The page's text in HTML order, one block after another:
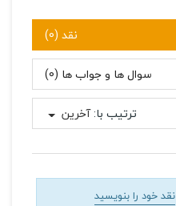
نقد (0)
سوال ها و جواب ها (0)
ترتیب با:آخرین
نقد خود را بنویسید